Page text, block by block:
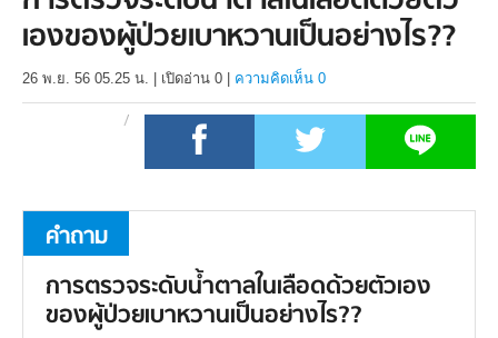
เองของผู้ป่วยเบาหวานเป็นอย่างไร??
26 พ.ย. 56 05.25 น. เปิดอ่าน 0 ความคิดเห็น 0
คำถาม
การตรวจระดับน้ำตาลในเลือดด้วยตัวเอง
ของผู้ป่วยเบาหวานเป็นอย่างไร??